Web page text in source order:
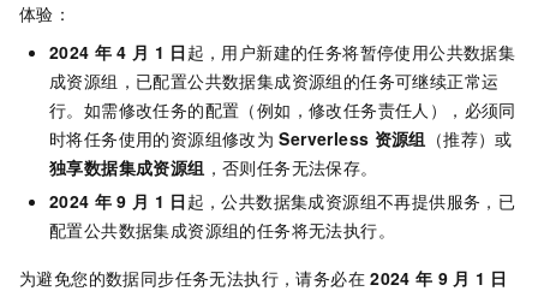
体验：
2024 年 4 月 1 日 起，用户新建的任务将暂停使用公共数据集
成资源组，已配置公共数据集成资源组的任务可继续正常运
行。如需修改任务的配置（例如，修改任务责任人），必须同
时将任务使用的资源组修改为 Serverless 资源组 （推荐）或
独享数据集成资源组 ，否则任务无法保存。
2024 年 9 月 1 日 起，公共数据集成资源组不再提供服务，已
配置公共数据集成资源组的任务将无法执行。
为避免您的数据同步任务无法执行，请务必在 2024 年 9 月 1 日